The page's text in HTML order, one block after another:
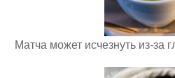
Матча может исчезнуть из-за